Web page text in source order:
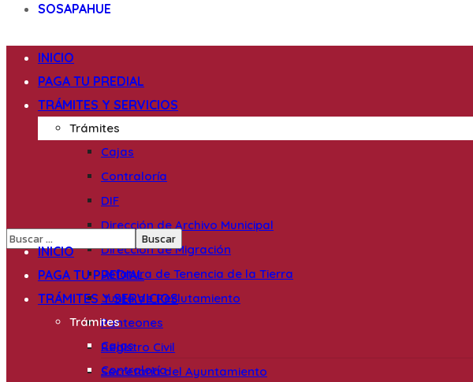
SOSAPAHUE
INICIO
PAGA TU PREDIAL
TRÁMITES Y SERVICIOS
Trámites
Cajas
Contraloría
DIF
Dirección de Archivo Municipal
Dirección de Migración
Jefatura de Tenencia de la Tierra
Junta de Reclutamiento
Panteones
Registro Civil
Secretaría del Ayuntamiento
INICIO
PAGA TU PREDIAL
TRÁMITES Y SERVICIOS
Trámites
Cajas
Contraloría